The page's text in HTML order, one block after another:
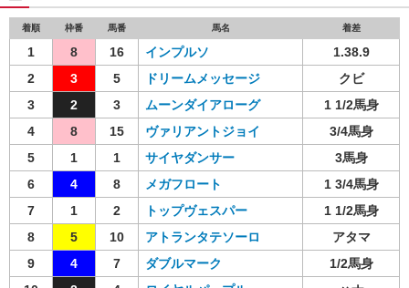
着順 枠番 馬番 馬名 着差
1 8 16 インプルソ
1.38.9
2
3 5 ドリームメッセージ
クビ
3
2 3 ムーンダイアローグ
1 1/2馬身
4
8 15 ヴァリアントジョイ
3/4馬身
5
1 1 サイヤダンサー
3馬身
6
4 8 メガフロート
1 3/4馬身
7
1 2 トップヴェスパー
1 1/2馬身
8
5 10 アトランタテソーロ
アタマ
9
4 7 ダブルマーク
1/2馬身